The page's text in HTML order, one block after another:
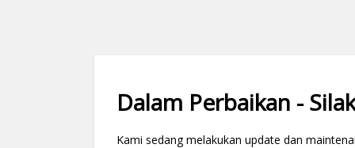
Dalam Perbaikan -
Kami sedang melakukan update dan